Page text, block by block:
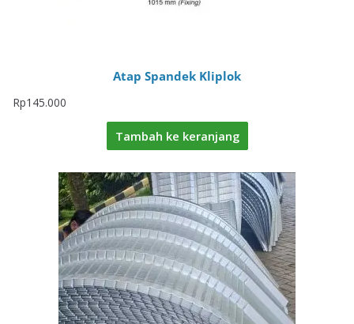
Atap Spandek Kliplok
Rp145.000
Tambah ke keranjang